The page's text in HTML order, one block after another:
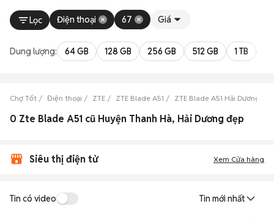
Lọc Điện thoại 67 Giá
Dung lượng: 64 GB 128 GB 256 GB 512 GB 1 TB
Chợ Tốt Điện thoại ZTE ZTE Blade A51 ZTE Blade A51 Hải Dương
0 Zte Blade A51 cũ Huyện Thanh Hà, Hải Dương đẹp
Siêu thị điện tử Xem Cửa hàng
Tin có video Tin mới nhất